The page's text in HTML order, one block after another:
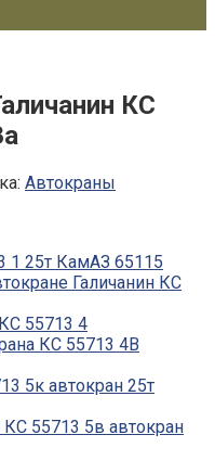
КС
Автокраны
1 25т КамАЗ 65115
Галичанин КС
55713 4
КС 55713 4В
5к автокран 25т
55713 5в автокран